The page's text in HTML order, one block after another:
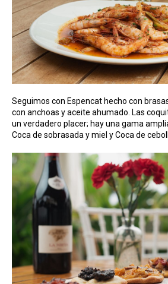
Seguimos con Espencat hecho con
con anchoas y aceite ahumado. Las
un verdadero placer; hay una gama
Coca de sobrasada y miel y Coca de